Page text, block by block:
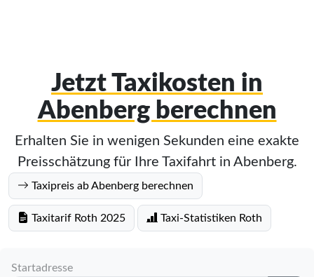
Jetzt Taxikosten in
Abenberg berechnen
Erhalten Sie in wenigen Sekunden eine exakte
Preisschätzung für Ihre Taxifahrt in Abenberg.
Taxipreis ab Abenberg berechnen
Taxitarif Roth 2025 Taxi-Statistiken Roth
Startadresse